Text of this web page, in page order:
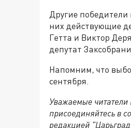
Другие
них действующие
Гетта и Виктор
депутат
Напомним, что
сентября.
Уважаемые
присоединяйтесь в
редакцией